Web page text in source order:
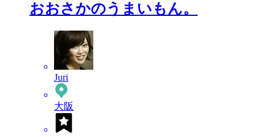
おおさかのうまいもん。
Juri
大阪